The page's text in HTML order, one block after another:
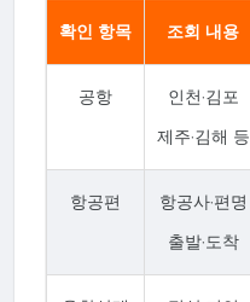
확인 항목 조회 내용
공항
인천·김포
제주·김해 등
항공편
항공사·편명
출발·도착